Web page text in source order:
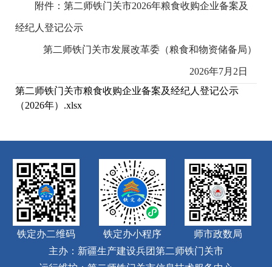
附件：第二师铁门关市2026年粮食收购企业备案及
经纪人登记公示
第二师铁门关市发展改革委（粮食和物资储备局）
2026年7月2日
第二师铁门关市粮食收购企业备案及经纪人登记公示
（2026年）.xlsx
铁定办二维码 铁定办小程序
师市政数局
主办：新疆生产建设兵团第二师铁门关市